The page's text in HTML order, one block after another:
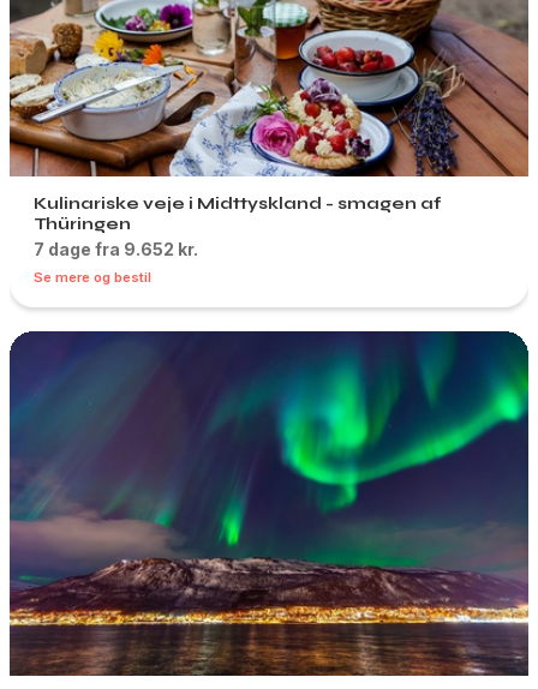
Kulinariske veje i Midttyskland - smagen af
Thüringen
7 dage fra 9.652 kr.
Se mere og bestil